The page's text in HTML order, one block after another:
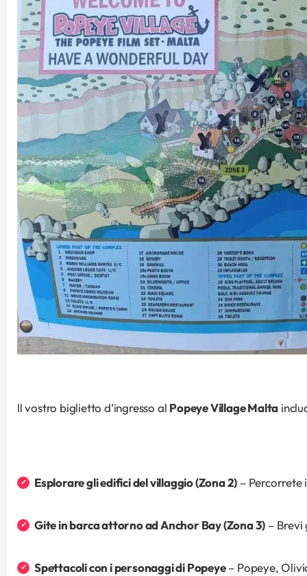
Il vostro biglietto d’ingresso al Popeye Village Malta
Esplorare gli edifici del villaggio (Zona 2) – Percorrete
Gite in barca attorno ad Anchor Bay (Zona 3) – Brevi
Spettacoli con i personaggi di Popeye – Popeye,